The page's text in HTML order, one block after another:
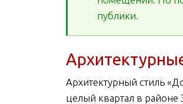
публики.
Архитектурный стиль
целый квартал в